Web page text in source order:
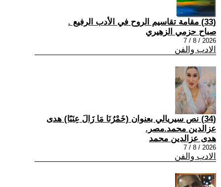
(33) مقامة تقاسيم الروح في الأدب الرفيع .
صباح حزمي الزهيري
2026 / 8 / 7
الادب والفن
(34) نص سيريالي بعنوان (خَمْرُنَا مَا زَالَ عِنَبًا) هدى
عزالدين محمد.مصر.
هدى عزالدين محمد
2026 / 8 / 7
الادب والفن